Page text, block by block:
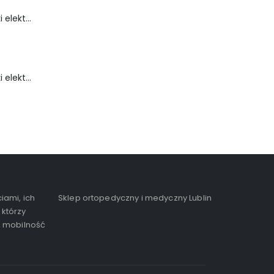
Wózek inwalidzki elektryczny - FLASH-TIM
Wózek inwalidzki elektryczny - FortiGO
ich
Sklep ortopedyczny i medyczny Lublin